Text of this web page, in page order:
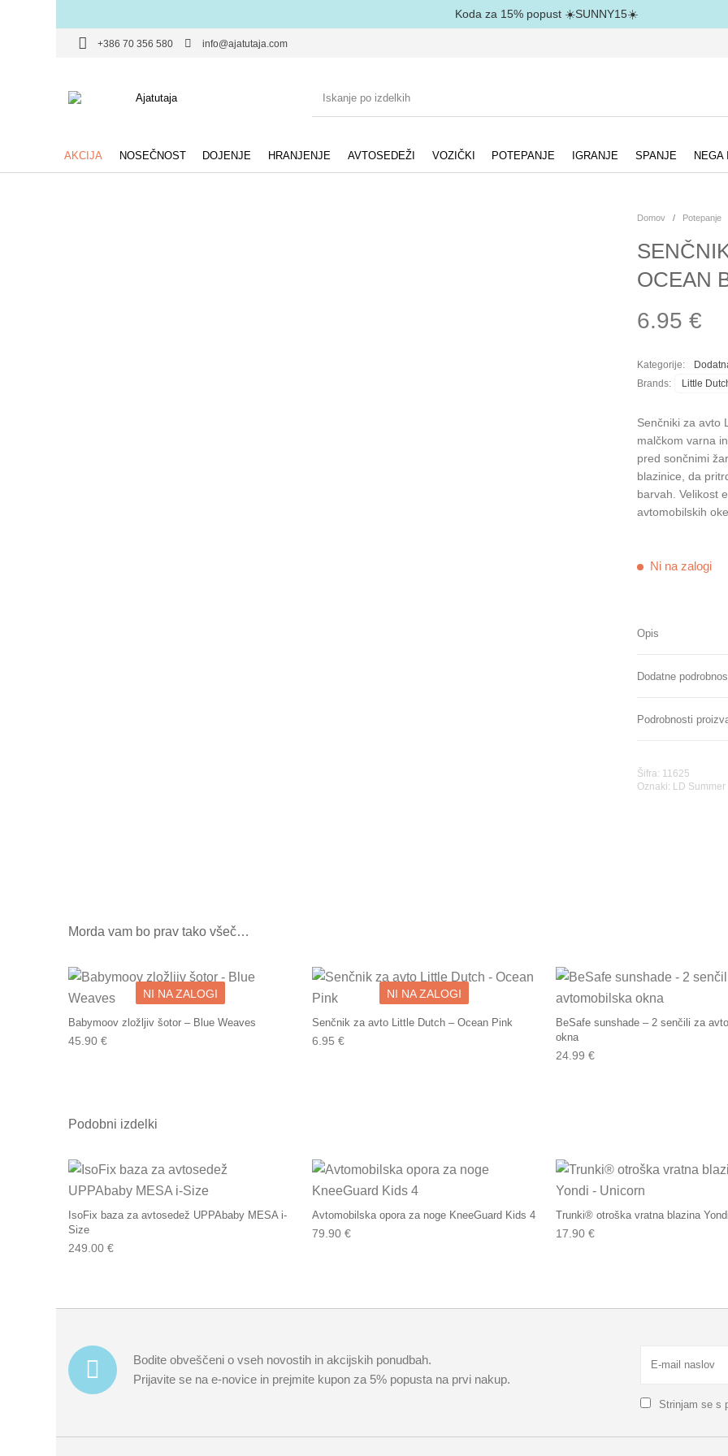
Koda za 15% popust ☀️SUNNY15☀️
+386 70 356 580 info@ajatutaja.com
AKCIJA NOSEČNOST DOJENJE HRANJENJE AVTOSEDEŽI VOZIČKI POTEPANJE IGRANJE SPANJE NEGA
Domov / Potepanje
OCEAN
6.95 €
Kategorije:
Brands:
Little
Senčniki za avto
malčkom varna
pred sončnimi
blazinice, da
barvah. Velikost
avtomobilskih
Ni na zalogi
Opis
Dodatne
Podrobnosti
Šifra: 11625
Oznaki: LD
Morda vam bo prav tako všeč…
NI NA ZALOGI
Babymoov zložljiv šotor – Blue Weaves
45.90 €
NI NA ZALOGI
Senčnik za avto Little Dutch – Ocean Pink
6.95 €
BeSafe sunshade – 2 senčili za
okna
24.99 €
Podobni izdelki
IsoFix baza za avtosedež UPPAbaby MESA i-
Size
249.00 €
Avtomobilska opora za noge KneeGuard Kids 4
79.90 €
Trunki® otroška vratna blazina
17.90 €
Bodite obveščeni o vseh novostih in akcijskih ponudbah.
Prijavite se na e-novice in prejmite kupon za 5% popusta na prvi nakup.
Strinjam se s